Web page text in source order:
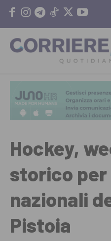
Hockey,
storico
nazionali
Pistoia